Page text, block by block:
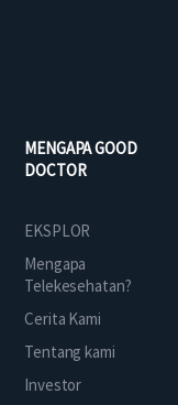
MENGAPA GOOD
DOCTOR
EKSPLOR
Mengapa
Telekesehatan?
Cerita Kami
Tentang kami
Investor